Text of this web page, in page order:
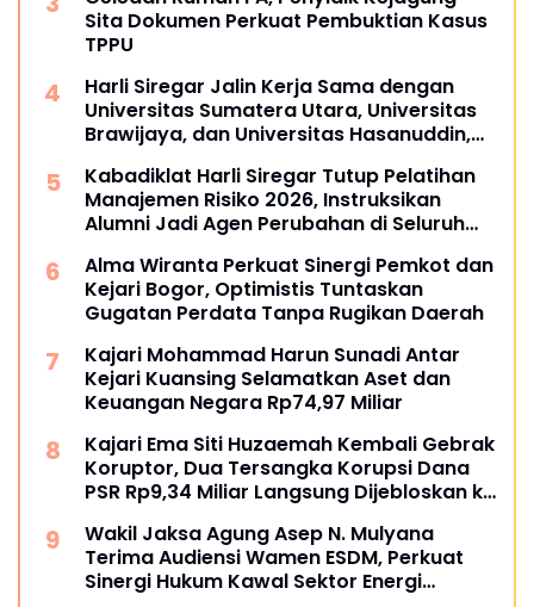
Sita Dokumen Perkuat Pembuktian Kasus
TPPU
Harli Siregar Jalin Kerja Sama dengan
Universitas Sumatera Utara, Universitas
Brawijaya, dan Universitas Hasanuddin,
Tempuh Pendidikan Doktor (S3) Hukum
Kabadiklat Harli Siregar Tutup Pelatihan
Manajemen Risiko 2026, Instruksikan
Alumni Jadi Agen Perubahan di Seluruh
Alma Wiranta Perkuat Sinergi Pemkot dan
Kejari Bogor, Optimistis Tuntaskan
Gugatan Perdata Tanpa Rugikan Daerah
Kajari Mohammad Harun Sunadi Antar
Kejari Kuansing Selamatkan Aset dan
Keuangan Negara Rp74,97 Miliar
Kajari Ema Siti Huzaemah Kembali Gebrak
Koruptor, Dua Tersangka Korupsi Dana
PSR Rp9,34 Miliar Langsung Dijebloskan ke
Wakil Jaksa Agung Asep N. Mulyana
Terima Audiensi Wamen ESDM, Perkuat
Sinergi Hukum Kawal Sektor Energi